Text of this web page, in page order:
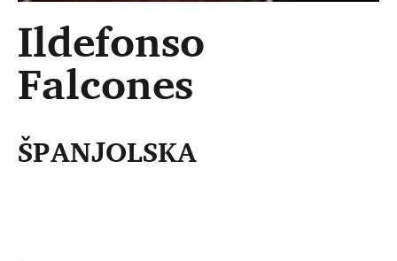
Ildefonso
Falcones
ŠPANJOLSKA